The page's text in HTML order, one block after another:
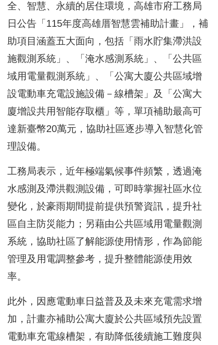
全、智慧、永續的居住環境，高雄市府工務局
日公告「115年度高雄厝智慧雲補助計畫」，補
助項目涵蓋五大面向，包括「雨水貯集滯洪設
施觀測系統」、「淹水感測系統」、「公共區
域用電量觀測系統」、「公寓大廈公共區域增
設電動車充電設施設備－線槽架」及「公寓大
廈增設共用智能存取櫃」等，單項補助最高可
達新臺幣20萬元，協助社區逐步導入智慧化管
理設備。
工務局表示，近年極端氣候事件頻繁，透過淹
水感測及滯洪觀測設備，可即時掌握社區水位
變化，於豪雨期間提前提供預警資訊，提升社
區自主防災能力；另藉由公共區域用電量觀測
系統，協助社區了解能源使用情形，作為節能
管理及用電調整參考，提升整體能源使用效
率。
此外，因應電動車日益普及及未來充電需求增
加，計畫亦補助公寓大廈於公共區域預先設置
電動車充電線槽架，有助降低後續施工難度與